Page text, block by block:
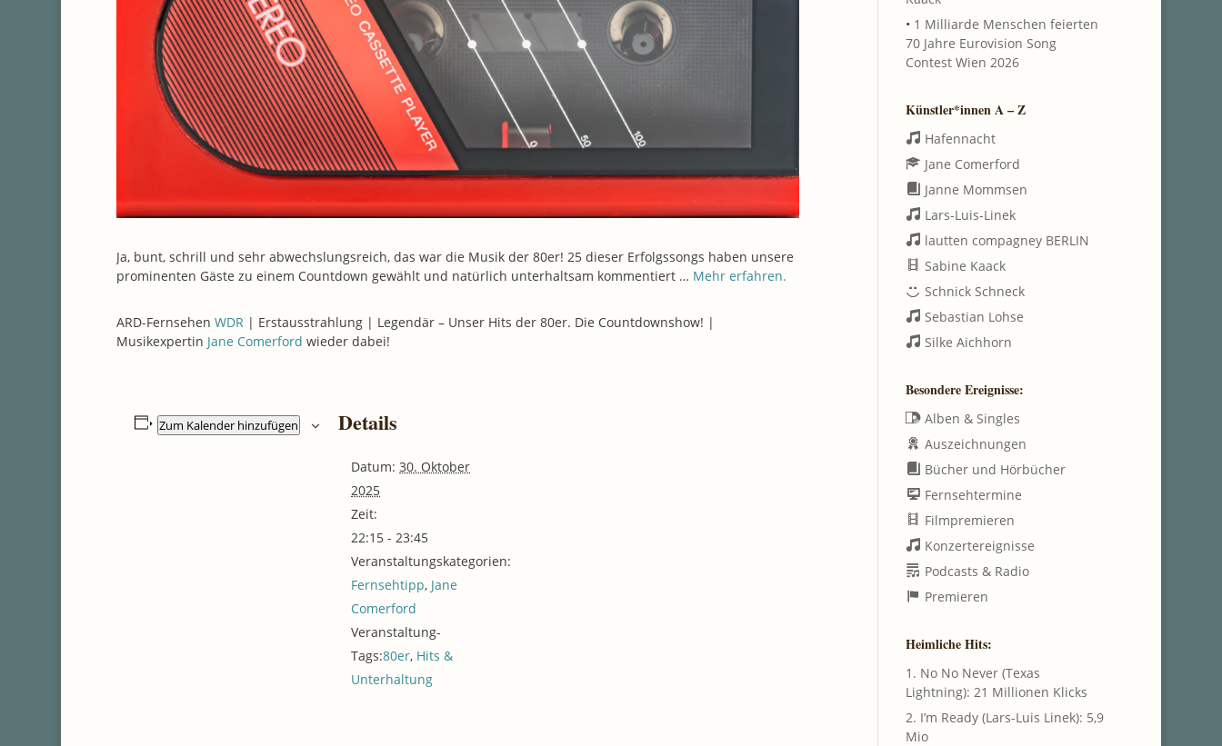
Ja, bunt, schrill und sehr abwechslungsreich, das war die Musik der 80er! 25 dieser Erfolgssongs haben unsere
prominenten Gäste zu einem Countdown gewählt und natürlich unterhaltsam kommentiert … Mehr erfahren.
ARD-Fernsehen WDR | Erstausstrahlung | Legendär – Unser Hits der 80er. Die Countdownshow! |
Musikexpertin Jane Comerford wieder dabei!
Zum Kalender hinzufügen Details
Datum: 30. Oktober
2025
Zeit:
22:15 - 23:45
Veranstaltungskategorien:
Fernsehtipp, Jane
Comerford
Veranstaltung-
Tags:80er, Hits &
Unterhaltung
• 1 Milliarde Menschen feierten
70 Jahre Eurovision Song
Contest Wien 2026
Künstler*innen A – Z
Hafennacht
Jane Comerford
Janne Mommsen
Lars-Luis-Linek
lautten compagney BERLIN
Sabine Kaack
Schnick Schneck
Sebastian Lohse
Silke Aichhorn
Besondere Ereignisse:
Alben & Singles
Auszeichnungen
Bücher und Hörbücher
Fernsehtermine
Filmpremieren
Konzertereignisse
Podcasts & Radio
Premieren
Heimliche Hits:
1. No No Never (Texas
Lightning): 21 Millionen Klicks
2. I’m Ready (Lars-Luis Linek): 5,9
Mio